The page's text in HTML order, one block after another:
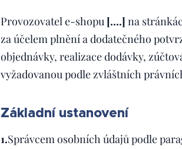
Provozovatel e-shopu [….] na
za účelem plnění a dodatečného
objednávky, realizace dodávky,
vyžadovanou podle zvláštních
Základní ustanovení
1.Správcem osobních údajů podle